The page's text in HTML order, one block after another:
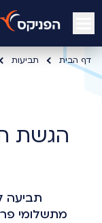
open mobile menu
דף הבית תביעות
הגשת
תביעה
מתשלומי